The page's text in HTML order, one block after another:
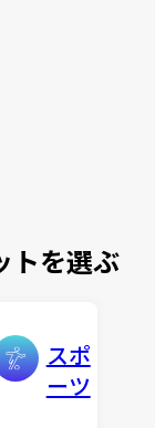
トを選ぶ
スポ
ーツ